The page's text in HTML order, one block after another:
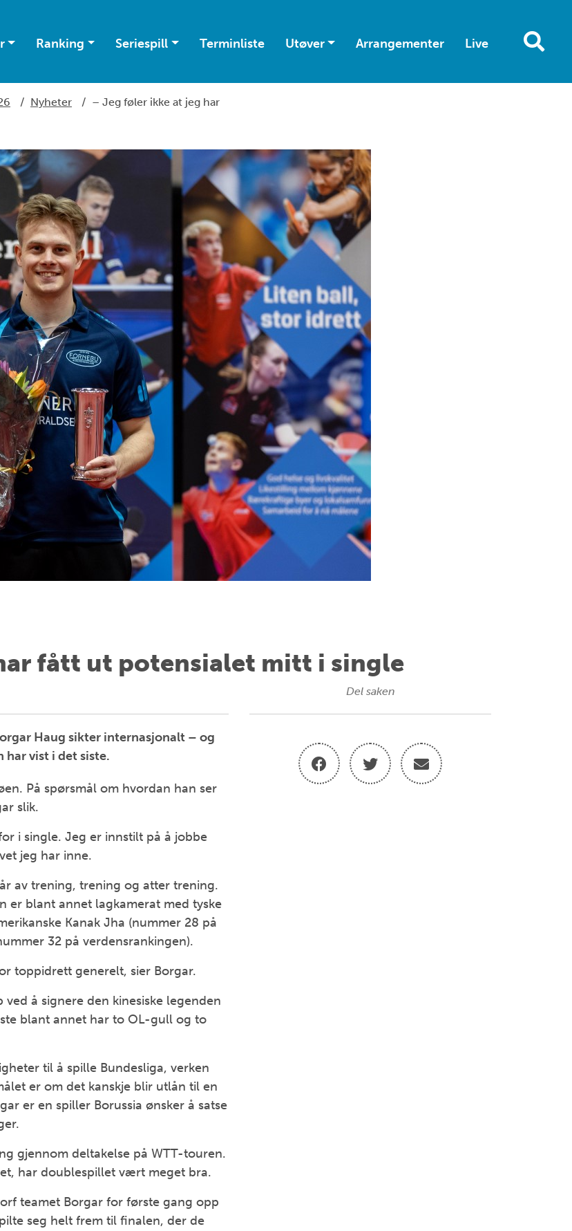
Ranking Seriespill Terminliste Utøver Arrangementer Live
/ Nyheter / – Jeg føler ikke at jeg har
fått ut potensialet mitt i single
Haug sikter internasjonalt – og
har vist i det siste.
På spørsmål om hvordan han ser
slik.
i single. Jeg er innstilt på å jobbe
jeg har inne.
av trening, trening og atter trening.
er blant annet lagkamerat med tyske
Kanak Jha (nummer 28 på
32 på verdensrankingen).
toppidrett generelt, sier Borgar.
å signere den kinesiske legenden
blant annet har to OL-gull og to
til å spille Bundesliga, verken
er om det kanskje blir utlån til en
er en spiller Borussia ønsker å satse
gjennom deltakelse på WTT-touren.
har doublespillet vært meget bra.
teamet Borgar for første gang opp
seg helt frem til finalen, der de
Del saken